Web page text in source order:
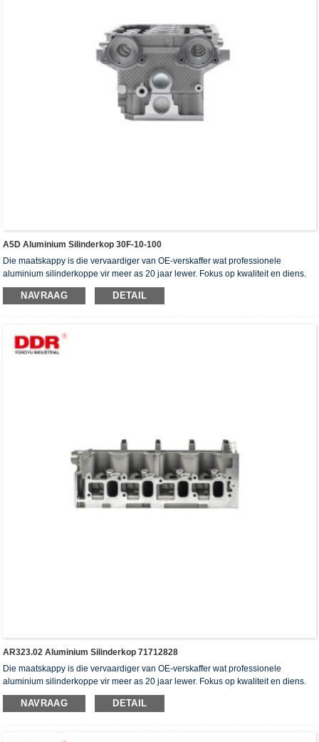
A5D Aluminium Silinderkop 30F-10-100
Die maatskappy is die vervaardiger van OE-verskaffer wat professionele
aluminium silinderkoppe vir meer as 20 jaar lewer. Fokus op kwaliteit en diens.
Die silinderkoppe het die ISO16949-verifikasiesertifikaat, "die hoë verseëling
silinderkop", "die lang lewensduur van die silinderkop" en die ander 5
NAVRAAG DETAIL
AR323.02 Aluminium Silinderkop 71712828
Die maatskappy is die vervaardiger van OE-verskaffer wat professionele
aluminium silinderkoppe vir meer as 20 jaar lewer. Fokus op kwaliteit en diens.
Die silinderkoppe het die ISO16949-verifikasiesertifikaat, "die hoë verseëling
silinderkop", "die lang lewensduur van die silinderkop" en die ander 5
NAVRAAG DETAIL